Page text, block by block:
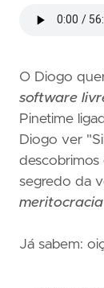
O Diogo
software
Pinetime
Diogo ver
descobrimos
segredo da
meritocracia
Já sabem: